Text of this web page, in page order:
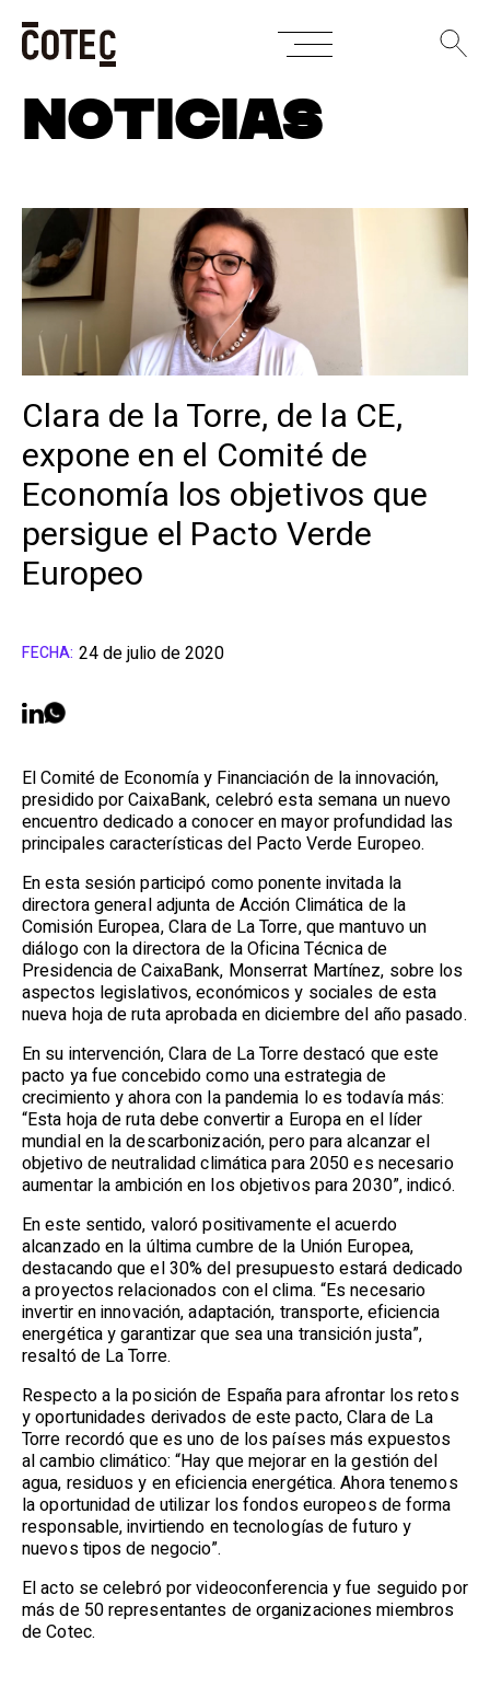
Skip
contentNOTICIAS
Clara de la Torre, de la CE,
expone en el Comité de
Economía los objetivos que
persigue el Pacto Verde
Europeo
FECHA: 24 de julio de 2020
El Comité de Economía y Financiación de la innovación,
presidido por CaixaBank, celebró esta semana un nuevo
encuentro dedicado a conocer en mayor profundidad las
principales características del Pacto Verde Europeo.
En esta sesión participó como ponente invitada la
directora general adjunta de Acción Climática de la
Comisión Europea, Clara de La Torre, que mantuvo un
diálogo con la directora de la Oficina Técnica de
Presidencia de CaixaBank, Monserrat Martínez, sobre los
aspectos legislativos, económicos y sociales de esta
nueva hoja de ruta aprobada en diciembre del año pasado.
En su intervención, Clara de La Torre destacó que este
pacto ya fue concebido como una estrategia de
crecimiento y ahora con la pandemia lo es todavía más:
“Esta hoja de ruta debe convertir a Europa en el líder
mundial en la descarbonización, pero para alcanzar el
objetivo de neutralidad climática para 2050 es necesario
aumentar la ambición en los objetivos para 2030”, indicó.
En este sentido, valoró positivamente el acuerdo
alcanzado en la última cumbre de la Unión Europea,
destacando que el 30% del presupuesto estará dedicado
a proyectos relacionados con el clima. “Es necesario
invertir en innovación, adaptación, transporte, eficiencia
energética y garantizar que sea una transición justa”,
resaltó de La Torre.
Respecto a la posición de España para afrontar los retos
y oportunidades derivados de este pacto, Clara de La
Torre recordó que es uno de los países más expuestos
al cambio climático: “Hay que mejorar en la gestión del
agua, residuos y en eficiencia energética. Ahora tenemos
la oportunidad de utilizar los fondos europeos de forma
responsable, invirtiendo en tecnologías de futuro y
nuevos tipos de negocio”.
El acto se celebró por videoconferencia y fue seguido por
más de 50 representantes de organizaciones miembros
de Cotec.